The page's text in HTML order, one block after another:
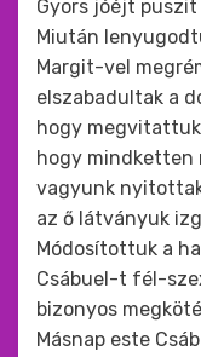
Gyors jóéjt
Miután
Margit-vel
elszabadultak a
hogy
hogy mindketten
vagyunk
az ő látványuk
Módosítottuk a
Csábuel-t fél-
bizonyos
Másnap este